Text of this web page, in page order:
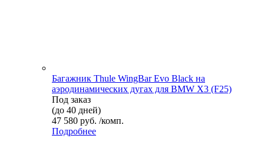
Багажник Thule WingBar Evo Black на
аэродинамических дугах для BMW X3 (F25)
Под заказ
(до 40 дней)
47 580 руб. /комп.
Подробнее